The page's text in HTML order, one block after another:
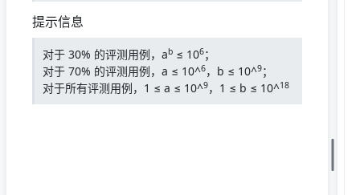
提示信息
对于 30% 的评测用例，ab ≤ 106；
对于 70% 的评测用例，a ≤ 10^6，b ≤ 10^9；
对于所有评测用例，1 ≤ a ≤ 10^9，1 ≤ b ≤ 10^18